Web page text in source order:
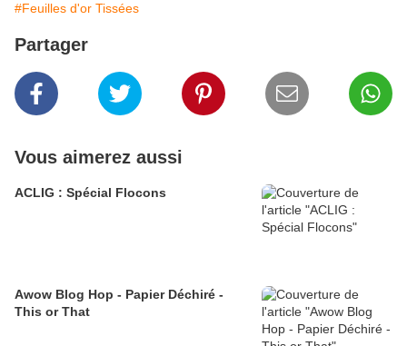
#Feuilles d'or Tissées
Partager
Vous aimerez aussi
ACLIG : Spécial Flocons
Awow Blog Hop - Papier Déchiré -
This or That